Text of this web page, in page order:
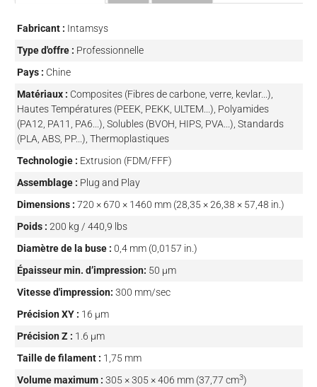
Fabricant : Intamsys
Type d'offre : Professionnelle
Pays : Chine
Matériaux : Composites (Fibres de carbone, verre, kevlar...),
Hautes Températures (PEEK, PEKK, ULTEM...), Polyamides
(PA12, PA11, PA6...), Solubles (BVOH, HIPS, PVA...), Standards
(PLA, ABS, PP...), Thermoplastiques
Technologie : Extrusion (FDM/FFF)
Assemblage : Plug and Play
Dimensions : 720 × 670 × 1460 mm (28,35 × 26,38 × 57,48 in.)
Poids : 200 kg / 440,9 lbs
Diamètre de la buse : 0,4 mm (0,0157 in.)
Épaisseur min. d’impression: 50 µm
Vitesse d'impression: 300 mm/sec
Précision XY : 16 µm
Précision Z : 1.6 µm
Taille de filament : 1,75 mm
Volume maximum : 305 × 305 × 406 mm (37,77 cm3)